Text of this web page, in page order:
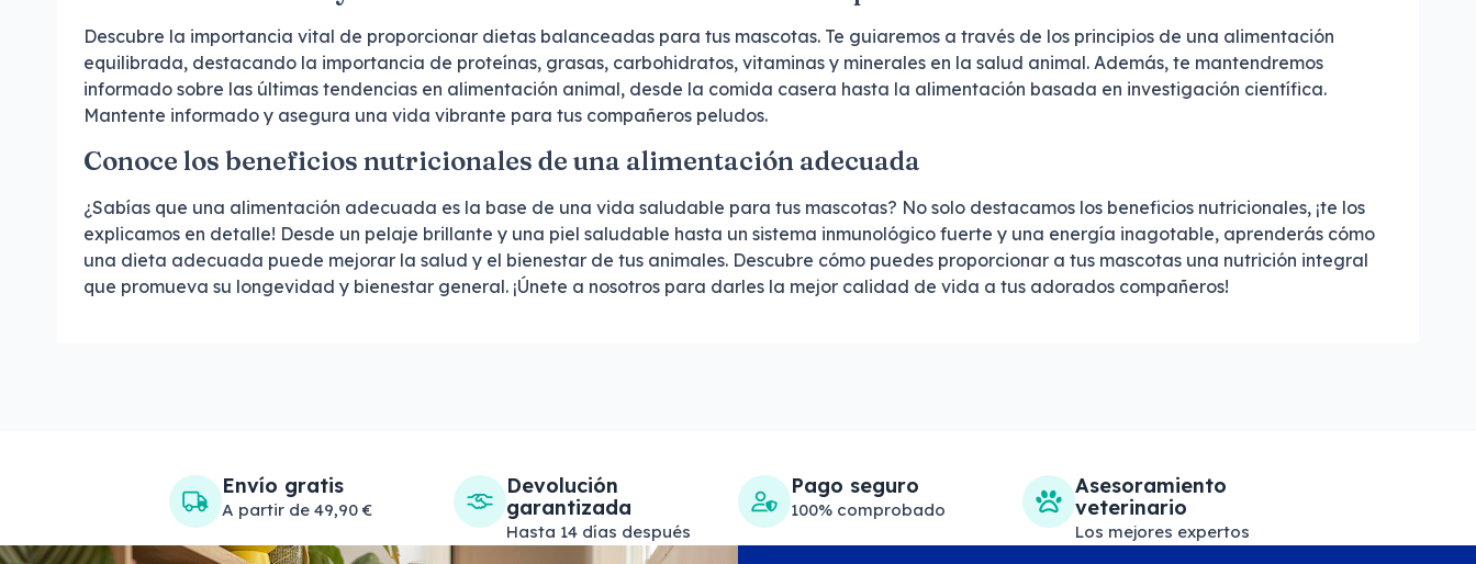
Descubre la importancia vital de proporcionar dietas balanceadas para tus mascotas. Te guiaremos a través de los principios de una alimentación
equilibrada, destacando la importancia de proteínas, grasas, carbohidratos, vitaminas y minerales en la salud animal. Además, te mantendremos
informado sobre las últimas tendencias en alimentación animal, desde la comida casera hasta la alimentación basada en investigación científica.
Mantente informado y asegura una vida vibrante para tus compañeros peludos.
Conoce los beneficios nutricionales de una alimentación adecuada
¿Sabías que una alimentación adecuada es la base de una vida saludable para tus mascotas? No solo destacamos los beneficios nutricionales, ¡te los
explicamos en detalle! Desde un pelaje brillante y una piel saludable hasta un sistema inmunológico fuerte y una energía inagotable, aprenderás cómo
una dieta adecuada puede mejorar la salud y el bienestar de tus animales. Descubre cómo puedes proporcionar a tus mascotas una nutrición integral
que promueva su longevidad y bienestar general. ¡Únete a nosotros para darles la mejor calidad de vida a tus adorados compañeros!
Envío gratis
A partir de 49,90 €
Devolución
garantizada
Hasta 14 días después
Pago seguro
100% comprobado
Asesoramiento
veterinario
Los mejores expertos